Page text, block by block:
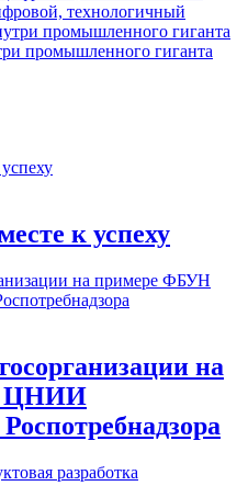
технологичный
промышленного гиганта
к успеху
на
ЦНИИ